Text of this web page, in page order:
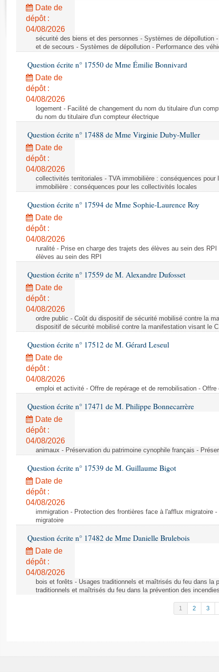
Rapports législatifs
Rapports sur l'application des lois
Baromètre de l’application des lois
Dossiers législatifs
Budget et sécurité sociale
Questions écrites et orales
Comptes rendus des débats
Date de
dépôt :
04/08/2026
sécurité des biens et des personnes - Systèmes de dépollution
et de secours - Systèmes de dépollution - Performance des
Question écrite n° 17550 de Mme Émilie Bonnivard
Date de
dépôt :
04/08/2026
logement - Facilité de changement du nom du titulaire d'un
du nom du titulaire d'un compteur électrique
Question écrite n° 17488 de Mme Virginie Duby-Muller
Date de
dépôt :
04/08/2026
collectivités territoriales - TVA immobilière : conséquences
immobilière : conséquences pour les collectivités locales
Question écrite n° 17594 de Mme Sophie-Laurence Roy
Date de
dépôt :
04/08/2026
ruralité - Prise en charge des trajets des élèves au sein des
élèves au sein des RPI
Question écrite n° 17559 de M. Alexandre Dufosset
Date de
dépôt :
04/08/2026
ordre public - Coût du dispositif de sécurité mobilisé contre la
dispositif de sécurité mobilisé contre la manifestation visant le
Question écrite n° 17512 de M. Gérard Leseul
Date de
dépôt :
04/08/2026
emploi et activité - Offre de repérage et de remobilisation -
Question écrite n° 17471 de M. Philippe Bonnecarrère
Date de
dépôt :
04/08/2026
animaux - Préservation du patrimoine cynophile français -
Question écrite n° 17539 de M. Guillaume Bigot
Date de
dépôt :
04/08/2026
immigration - Protection des frontières face à l'afflux migratoire
migratoire
Question écrite n° 17482 de Mme Danielle Brulebois
Date de
dépôt :
04/08/2026
bois et forêts - Usages traditionnels et maîtrisés du feu dans la
traditionnels et maîtrisés du feu dans la prévention des
1 2 3